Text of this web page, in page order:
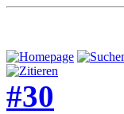
#30